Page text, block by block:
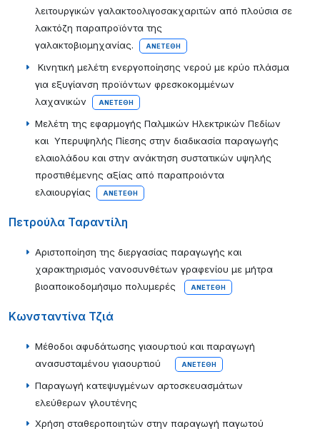
λειτουργικών γαλακτοολιγοσακχαριτών από πλούσια σε
λακτόζη παραπροϊόντα της
γαλακτοβιομηχανίας.
ΑΝΕΤΈΘΗ
Κινητική μελέτη ενεργοποίησης νερού με κρύο πλάσμα
για εξυγίανση προϊόντων φρεσκοκομμένων
λαχανικών
ΑΝΕΤΈΘΗ
Μελέτη της εφαρμογής Παλμικών Ηλεκτρικών Πεδίων
και Υπερυψηλής Πίεσης στην διαδικασία παραγωγής
ελαιολάδου και στην ανάκτηση συστατικών υψηλής
προστιθέμενης αξίας από παραπροιόντα
ελαιουργίας
ΑΝΕΤΈΘΗ
Πετρούλα Ταραντίλη
Αριστοποίηση της διεργασίας παραγωγής και
χαρακτηρισμός νανοσυνθέτων γραφενίου με μήτρα
βιοαποικοδομήσιμο πολυμερές
ΑΝΕΤΈΘΗ
Κωνσταντίνα Τζιά
Μέθοδοι αφυδάτωσης γιαουρτιού και παραγωγή
ανασυσταμένου γιαουρτιού
ΑΝΕΤΈΘΗ
Παραγωγή κατεψυγμένων αρτοσκευασμάτων
ελεύθερων γλουτένης
Χρήση σταθεροποιητών στην παραγωγή παγωτού